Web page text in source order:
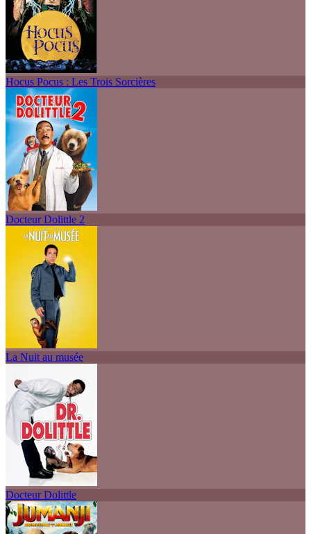
Hocus Pocus : Les Trois Sorcières
Docteur Dolittle 2
La Nuit au musée
Docteur Dolittle